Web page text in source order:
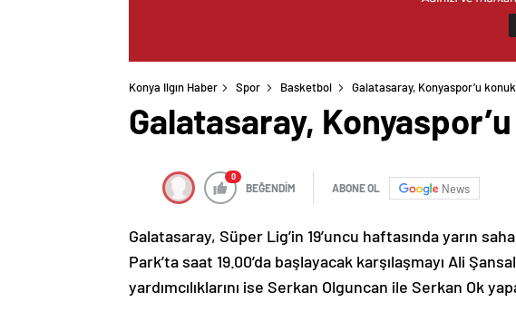
Konya Ilgın Haber Spor Basketbol Galatasaray, Konyaspor’u
Galatasaray,
0
BEĞENDİM ABONE OL News
Galatasaray, Süper Lig’in 19’uncu haftasında yarın
Park’ta saat 19.00’da başlayacak karşılaşmayı Ali
yardımcılıklarını ise Serkan Olguncan ile Serkan Ok